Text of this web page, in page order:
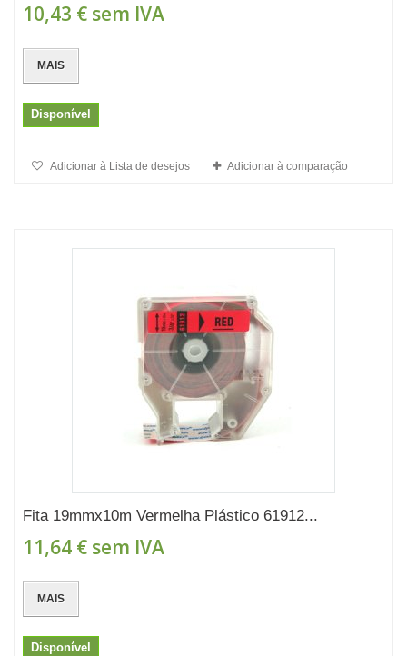
10,43 € sem IVA
MAIS
Disponível
Adicionar à Lista de desejos Adicionar à comparação
Fita 19mmx10m Vermelha Plástico 61912...
11,64 € sem IVA
MAIS
Disponível